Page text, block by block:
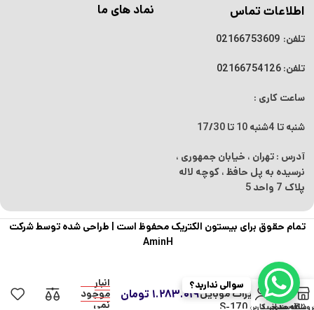
اطلاعات تماس
تلفن: 02166753609
تلفن: 02166754126
ساعت کاری :
شنبه تا 4شنبه 10 تا 17/30
آدرس : تهران ، خیابان جمهوری ،
نرسیده به پل حافظ ، کوچه لاله
پلاک 7 واحد 5
نماد های ما
تمام حقوق برای بیستون الکتریک محفوظ است | طراحی شده توسط شرکت
AminH
پد نسوز
تعمیرات موبایل
مدل S-170
۱.۲۸۳.۰۱۹ تومان
انبار
موجود
نمی
سوالی ندارید؟
علاقه مندی
0
سبد خرید
حساب کاربری من